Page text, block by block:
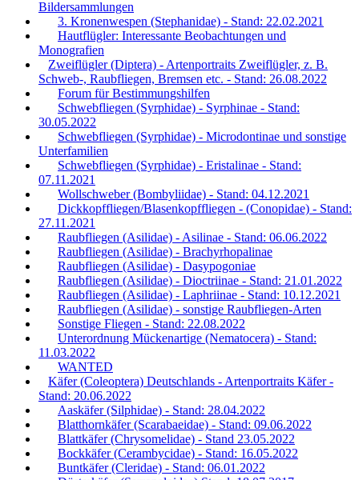
Bildersammlungen
3. Kronenwespen (Stephanidae) - Stand: 22.02.2021
Hautflügler: Interessante Beobachtungen und
Monografien
Zweiflügler (Diptera) - Artenportraits Zweiflügler, z. B.
Schweb-, Raubfliegen, Bremsen etc. - Stand: 26.08.2022
Forum für Bestimmungshilfen
Schwebfliegen (Syrphidae) - Syrphinae - Stand:
30.05.2022
Schwebfliegen (Syrphidae) - Microdontinae und sonstige
Unterfamilien
Schwebfliegen (Syrphidae) - Eristalinae - Stand:
07.11.2021
Wollschweber (Bombyliidae) - Stand: 04.12.2021
Dickkopffliegen/Blasenkopffliegen - (Conopidae) - Stand:
27.11.2021
Raubfliegen (Asilidae) - Asilinae - Stand: 06.06.2022
Raubfliegen (Asilidae) - Brachyrhopalinae
Raubfliegen (Asilidae) - Dasypogoniae
Raubfliegen (Asilidae) - Dioctriinae - Stand: 21.01.2022
Raubfliegen (Asilidae) - Laphriinae - Stand: 10.12.2021
Raubfliegen (Asilidae) - sonstige Raubfliegen-Arten
Sonstige Fliegen - Stand: 22.08.2022
Unterordnung Mückenartige (Nematocera) - Stand:
11.03.2022
WANTED
Käfer (Coleoptera) Deutschlands - Artenportraits Käfer -
Stand: 20.06.2022
Aaskäfer (Silphidae) - Stand: 28.04.2022
Blatthornkäfer (Scarabaeidae) - Stand: 09.06.2022
Blattkäfer (Chrysomelidae) - Stand 23.05.2022
Bockkäfer (Cerambycidae) - Stand: 16.05.2022
Buntkäfer (Cleridae) - Stand: 06.01.2022